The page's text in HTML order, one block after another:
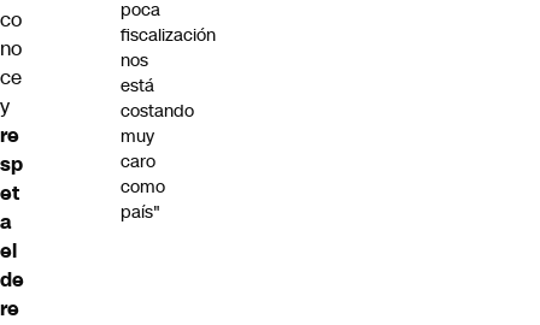
co
no
ce
y
re
sp
et
a
el
de
re
poca
fiscalización
nos
está
costando
muy
caro
como
país"